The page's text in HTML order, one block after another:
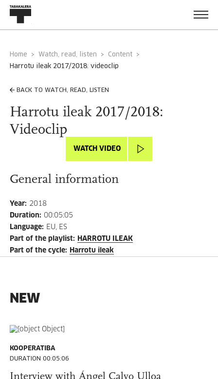
Home Watch, read, listen
Content
harrotu ileak 2017/2018: videoclip
BACK TO WATCH, READ, LISTEN
Harrotu ileak 2017/2018:
Videoclip
WATCH VIDEO
General information
Year: 2018
Duration: 00:05:05
Language: EU, ES
Part of the playlist:
HARROTU ILEAK
Part of the cycle: Harrotu ileak
NEW
KOOPERATIBA
DURATION 00:05:06